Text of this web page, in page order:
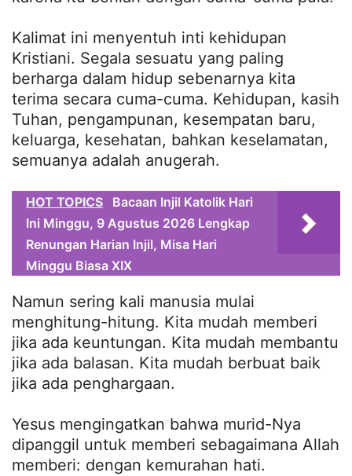
Kalimat ini menyentuh inti kehidupan
Kristiani. Segala sesuatu yang paling
berharga dalam hidup sebenarnya kita
terima secara cuma-cuma. Kehidupan, kasih
Tuhan, pengampunan, kesempatan baru,
keluarga, kesehatan, bahkan keselamatan,
semuanya adalah anugerah.
HOT TOPICS
Bacaan Injil Katolik Hari
Ini Minggu, 9 Agustus 2026 Lengkap
Renungan Harian Injil, Misa Hari
Minggu Biasa XIX
Namun sering kali manusia mulai
menghitung-hitung. Kita mudah memberi
jika ada keuntungan. Kita mudah membantu
jika ada balasan. Kita mudah berbuat baik
jika ada penghargaan.
Yesus mengingatkan bahwa murid-Nya
dipanggil untuk memberi sebagaimana Allah
memberi: dengan kemurahan hati.